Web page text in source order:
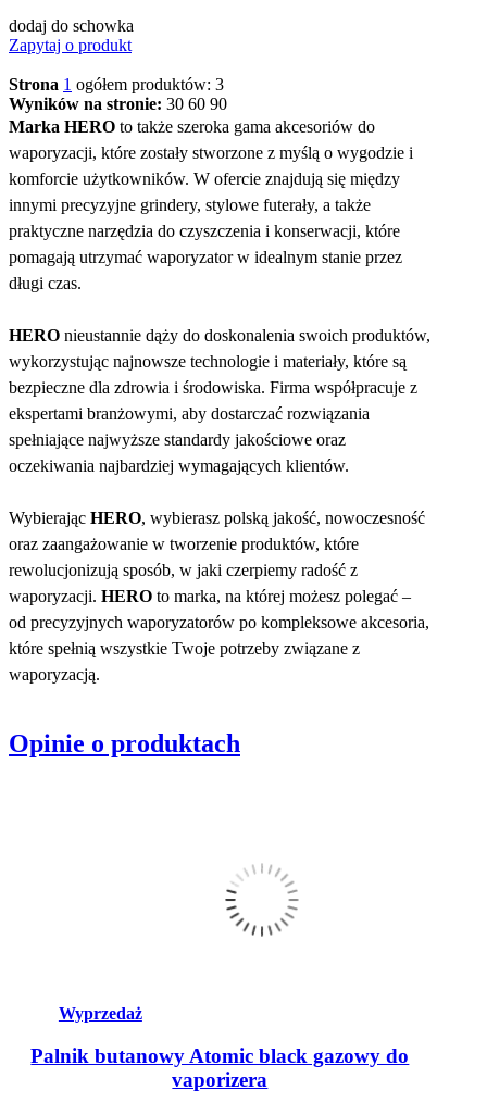
dodaj do schowka
Zapytaj o produkt
Strona 1 ogółem produktów: 3
Wyników na stronie: 30 60 90
Marka HERO to także szeroka gama akcesoriów do
waporyzacji, które zostały stworzone z myślą o wygodzie i
komforcie użytkowników. W ofercie znajdują się między
innymi precyzyjne grindery, stylowe futerały, a także
praktyczne narzędzia do czyszczenia i konserwacji, które
pomagają utrzymać waporyzator w idealnym stanie przez
długi czas.
HERO nieustannie dąży do doskonalenia swoich produktów,
wykorzystując najnowsze technologie i materiały, które są
bezpieczne dla zdrowia i środowiska. Firma współpracuje z
ekspertami branżowymi, aby dostarczać rozwiązania
spełniające najwyższe standardy jakościowe oraz
oczekiwania najbardziej wymagających klientów.
Wybierając HERO, wybierasz polską jakość, nowoczesność
oraz zaangażowanie w tworzenie produktów, które
rewolucjonizują sposób, w jaki czerpiemy radość z
waporyzacji. HERO to marka, na której możesz polegać –
od precyzyjnych waporyzatorów po kompleksowe akcesoria,
które spełnią wszystkie Twoje potrzeby związane z
waporyzacją.
Opinie o produktach
Wyprzedaż
Palnik butanowy Atomic black gazowy do
vaporizera